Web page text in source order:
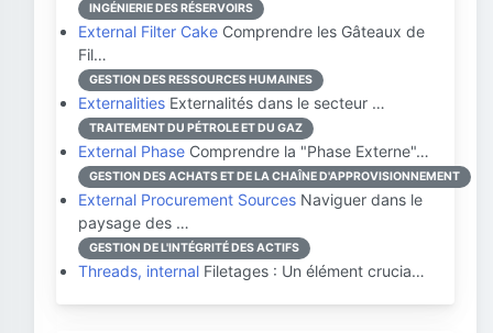
INGÉNIERIE DES RÉSERVOIRS
External Filter Cake Comprendre les Gâteaux de
Fil…
GESTION DES RESSOURCES HUMAINES
Externalities Externalités dans le secteur …
TRAITEMENT DU PÉTROLE ET DU GAZ
External Phase Comprendre la "Phase Externe"…
GESTION DES ACHATS ET DE LA CHAÎNE D'APPROVISIONNEMENT
External Procurement Sources Naviguer dans le
paysage des …
GESTION DE L'INTÉGRITÉ DES ACTIFS
Threads, internal Filetages : Un élément crucia…